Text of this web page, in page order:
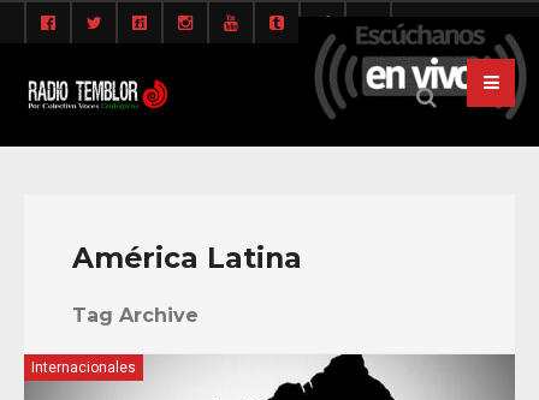
América Latina
Tag Archive
Internacionales